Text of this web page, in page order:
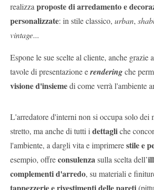
realizzaproposte di arredamento e
personalizzate: in stile classico, urban,
vintage...
Espone le sue scelte al cliente, anche grazie a
tavole di presentazione erenderingche
visione d'insiemedi come verrà l'ambiente
L'arredatore d'interni non si occupa solo dei
stretto, ma anche di tutti idettagliche
l'ambiente, a dargli vita e imprimerestile e
esempio, offreconsulenzasulla scelta dell’
complementi d'arredo, su materiali e